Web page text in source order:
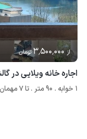
از 3٬500٬000تومان
اجاره خانه ویلایی در
1 خوابه . 90 متر . تا 7 مهمان